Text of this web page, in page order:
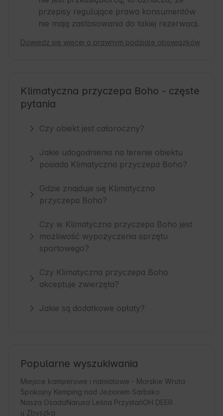
przepisy regulujące prawa konsumentów
nie mają zastosowania do takiej rezerwacji.
Dowiedz się więcej o prawnym podziale obowiązków
Klimatyczna przyczepa Boho - częste
pytania
Czy obiekt jest całoroczny?
Jakie udogodnienia na terenie obiektu
posiada Klimatyczna przyczepa Boho?
Gdzie znajduje się Klimatyczna
przyczepa Boho?
Czy w Klimatyczna przyczepa Boho jest
możliwość wypożyczenia sprzętu
sportowego?
Czy Klimatyczna przyczepa Boho
akceptuje zwierzęta?
Jakie są dodatkowe opłaty?
Popularne wyszukiwania
Miejsce kamperowe i namiotowe - Morskie Wrota
Spokojny Kemping nad Jeziorem Sarbsko
Nasza OsadaNarusa Leśna PrzystańOH DEER
u Zbyszka